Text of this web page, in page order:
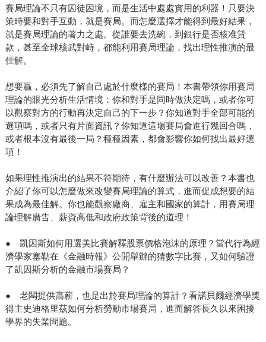
賽局理論不只有囚徒困境，而是生活中處處實用的利器！只要決
策時要和對手互動，就是賽局。而怎麼選擇才能得到最好結果，
就是賽局理論的著力之處。從誰要去洗碗，到銀行是否核准貸
款，甚至全球核武對峙，都能利用賽局理論，找出理性推演的最
佳解。
想要贏，必須先了解自己處於什麼樣的賽局！本書帶領你用賽局
理論的眼光分析生活情境：你和對手是同時做決定嗎，或者你可
以觀察對方的行動再決定自己的下一步？你知道對手全部可能的
選項嗎，或者只有片面資訊？你知道這場賽局會進行幾回合嗎，
或者根本沒有最後一局？種種因素，都會影響你如何找出最好選
項！
如果理性推演出的結果不符期待，有什麼辦法可以改善？本書也
介紹了你可以怎麼做來改變賽局理論的算式，進而促成想要的結
果成為最佳解。你也能觀察廠商、雇主和國家的算計，用賽局理
論理解廣告、薪資高低和政府政策背後的道理！
● 凱因斯如何用選美比賽解釋股票價格泡沫的原理？當代行為經
濟學家塞勒在《金融時報》公開舉辦的猜數字比賽，又如何驗證
了凱因斯分析的金融市場賽局？
● 老闆提供高薪，也是出於賽局理論的算計？看諾貝爾經濟學獎
得主史迪格里茲如何分析勞動市場賽局，進而解答長久以來困擾
學界的失業問題。